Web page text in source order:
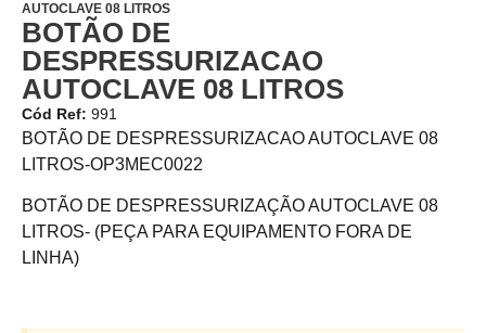
AUTOCLAVE 08 LITROS
BOTÃO DE
DESPRESSURIZACAO
AUTOCLAVE 08 LITROS
Cód Ref: 991
BOTÃO DE DESPRESSURIZACAO AUTOCLAVE 08
LITROS-OP3MEC0022
BOTÃO DE DESPRESSURIZAÇÃO AUTOCLAVE 08
LITROS- (PEÇA PARA EQUIPAMENTO FORA DE
LINHA)